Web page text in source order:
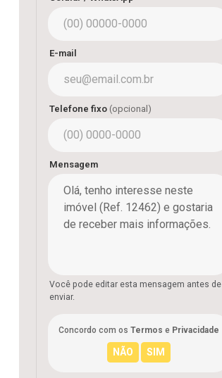
E-mail
Telefone fixo (opcional)
Mensagem
Você pode editar esta mensagem antes de
enviar.
Concordo com os Termos e Privacidade